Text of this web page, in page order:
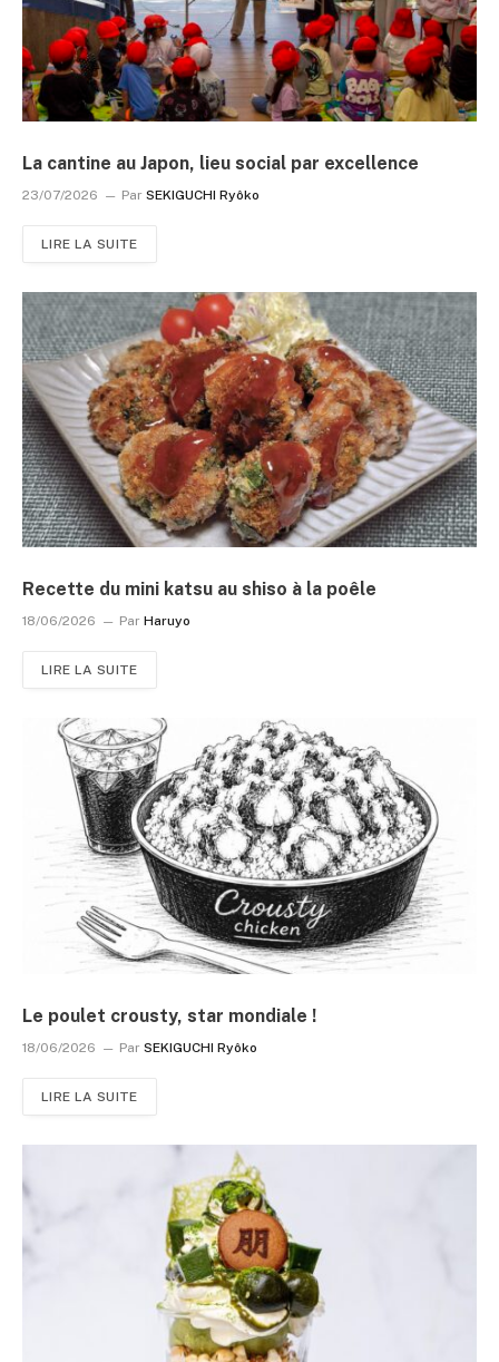
La cantine au Japon, lieu social par excellence
23/07/2026 Par SEKIGUCHI Ryôko
LIRE LA SUITE
Recette du mini katsu au shiso à la poêle
18/06/2026 Par Haruyo
LIRE LA SUITE
Le poulet crousty, star mondiale !
18/06/2026 Par SEKIGUCHI Ryôko
LIRE LA SUITE